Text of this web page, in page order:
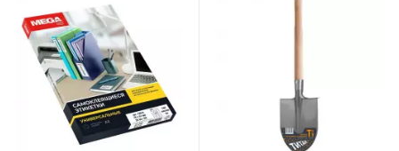
Столы
Столы обеденные
Стулья для посетителей